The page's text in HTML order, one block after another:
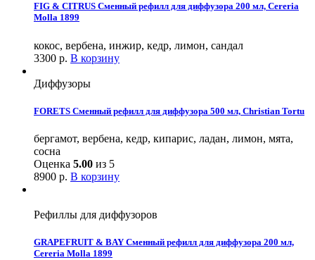
FIG & CITRUS Сменный рефилл для диффузора 200 мл, Cereria
Molla 1899
кокос, вербена, инжир, кедр, лимон, сандал
3300 р. В корзину
Диффузоры
FORETS Сменный рефилл для диффузора 500 мл, Christian Tortu
бергамот, вербена, кедр, кипарис, ладан, лимон, мята,
сосна
Оценка 5.00 из 5
8900 р. В корзину
Рефиллы для диффузоров
GRAPEFRUIT & BAY Сменный рефилл для диффузора 200 мл,
Cereria Molla 1899